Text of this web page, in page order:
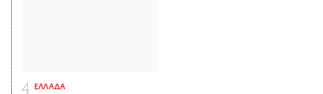
ΕΛΛΑΔΑ